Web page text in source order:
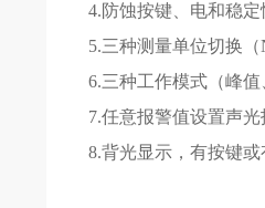
4.防蚀按键、电和稳
5.三种测量单位切换
6.三种工作模式（峰
7.任意报警值设置声
8.背光显示，有按键